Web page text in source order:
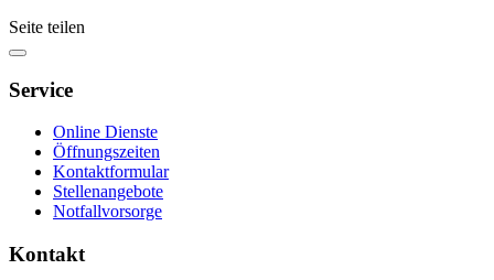
Seite teilen
Service
Online Dienste
Öffnungszeiten
Kontaktformular
Stellenangebote
Notfallvorsorge
Kontakt